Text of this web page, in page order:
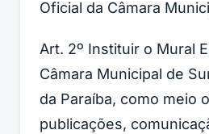
Oficial da Câmara
Art. 2º Instituir o Mural
Câmara Municipal de
da Paraíba, como meio
publicações,